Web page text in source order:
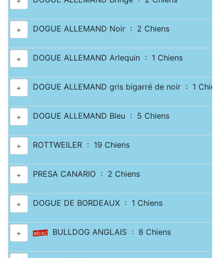
+ DOGUE ALLEMAND Noir : 2 Chiens
+ DOGUE ALLEMAND Arlequin : 1 Chiens
+ DOGUE ALLEMAND gris bigarré de noir : 1
+ DOGUE ALLEMAND Bleu : 5 Chiens
+ ROTTWEILER : 19 Chiens
+ PRESA CANARIO : 2 Chiens
+ DOGUE DE BORDEAUX : 1 Chiens
+ BULLDOG ANGLAIS : 8 Chiens